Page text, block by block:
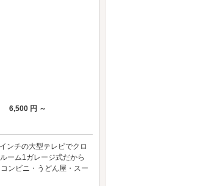
6,500 円 ～
ンチの大型テレビでクロ
ーム1ガレージ式だから
ンビニ・うどん屋・スー